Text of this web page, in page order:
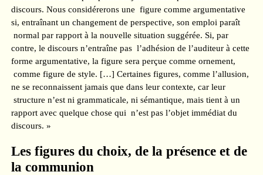
discours. Nous considérerons une figure comme argumentative
si, entraînant un changement de perspective, son emploi paraît
normal par rapport à la nouvelle situation suggérée. Si, par
contre, le discours n’entraîne pas l’adhésion de l’auditeur à cette
forme argumentative, la figure sera perçue comme ornement,
comme figure de style. […] Certaines figures, comme l’allusion,
ne se reconnaissent jamais que dans leur contexte, car leur
structure n’est ni grammaticale, ni sémantique, mais tient à un
rapport avec quelque chose qui n’est pas l’objet immédiat du
discours. »
Les figures du choix, de la présence et de
la communion